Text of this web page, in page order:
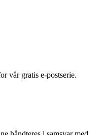
vår gratis e-postserie.